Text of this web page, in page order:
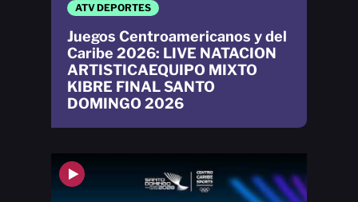
ATV DEPORTES
Juegos Centroamericanos y del
Caribe 2026: LIVE NATACION
ARTISTICAEQUIPO MIXTO
KIBRE FINAL SANTO
DOMINGO 2026